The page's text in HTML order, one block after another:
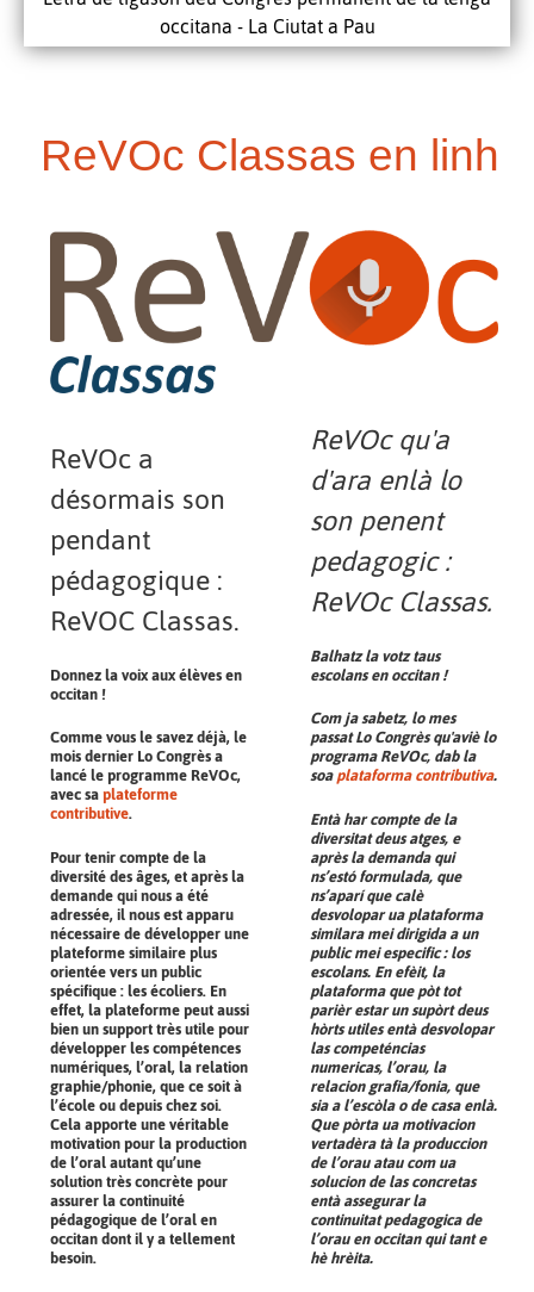
occitana - La Ciutat a Pau
ReVOc Classas en linh
ReVOc a
désormais son
pendant
pédagogique :
ReVOC Classas.
Donnez la voix aux élèves en
occitan !
Comme vous le savez déjà, le
mois dernier Lo Congrès a
lancé le programme ReVOc,
avec sa plateforme
contributive.
Pour tenir compte de la
diversité des âges, et après la
demande qui nous a été
adressée, il nous est apparu
nécessaire de développer une
plateforme similaire plus
orientée vers un public
spécifique : les écoliers. En
effet, la plateforme peut aussi
bien un support très utile pour
développer les compétences
numériques, l’oral, la relation
graphie/phonie, que ce soit à
l’école ou depuis chez soi.
Cela apporte une véritable
motivation pour la production
de l’oral autant qu’une
solution très concrète pour
assurer la continuité
pédagogique de l’oral en
occitan dont il y a tellement
besoin.
ReVOc qu'a
d'ara enlà lo
son penent
pedagogic :
ReVOc Classas.
Balhatz la votz taus
escolans en occitan !
Com ja sabetz, lo mes
passat Lo Congrès qu'aviè lo
programa ReVOc, dab la
soa plataforma contributiva.
Entà har compte de la
diversitat deus atges, e
après la demanda qui
ns’estó formulada, que
ns’aparí que calè
desvolopar ua plataforma
similara mei dirigida a un
public mei especific : los
escolans. En efèit, la
plataforma que pòt tot
parièr estar un supòrt deus
hòrts utiles entà desvolopar
las competéncias
numericas, l’orau, la
relacion grafia/fonia, que
sia a l’escòla o de casa enlà.
Que pòrta ua motivacion
vertadèra tà la produccion
de l’orau atau com ua
solucion de las concretas
entà assegurar la
continuitat pedagogica de
l’orau en occitan qui tant e
hè hrèita.